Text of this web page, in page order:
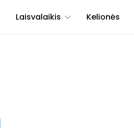
Laisvalaikis Kelionės